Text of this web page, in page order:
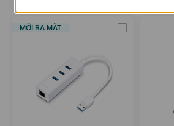
MỚI RA MẮT